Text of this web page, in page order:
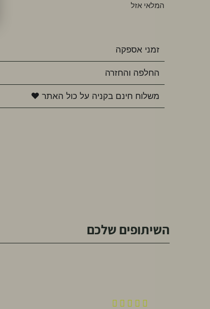
המלאי אזל
זמני אספקה
החלפה והחזרה
משלוח חינם בקניה על כול האתר ♥
השיתופים שלכם

